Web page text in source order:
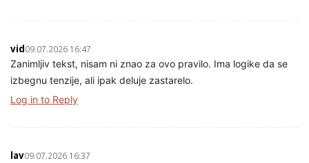
vid09.07.2026 16:47
Zanimljiv tekst, nisam ni znao za ovo pravilo. Ima logike da se
izbegnu tenzije, ali ipak deluje zastarelo.
Log in to Reply
lav09.07.2026 16:37